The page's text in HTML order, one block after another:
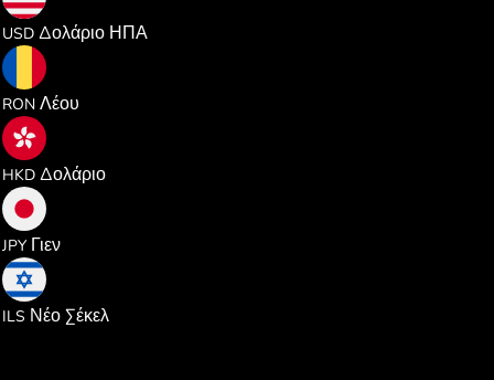
USD Δολάριο ΗΠΑ
RON Λέου
HKD Δολάριο
JPY Γιεν
ILS Νέο Σέκελ